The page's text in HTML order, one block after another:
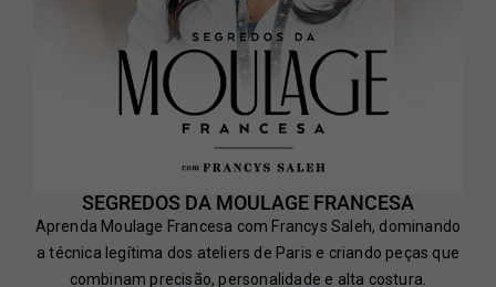
SEGREDOS DA MOULAGE FRANCESA
Aprenda Moulage Francesa com Francys Saleh, dominando
a técnica legítima dos ateliers de Paris e criando peças que
combinam precisão, personalidade e alta costura.